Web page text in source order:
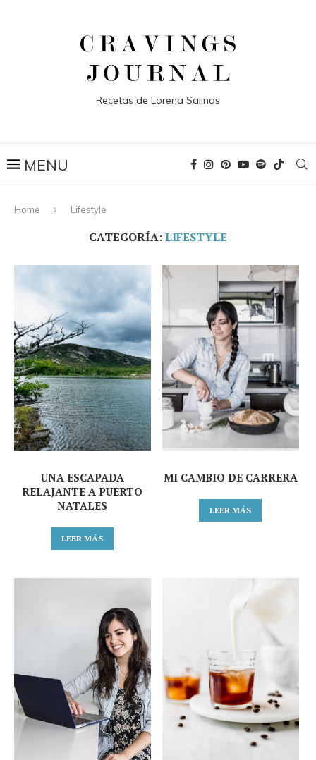
Recetas de Lorena Salinas
Home Lifestyle
CATEGORÍA:LIFESTYLE
UNA ESCAPADA
RELAJANTE A PUERTO
NATALES
LEER MÁS
MI CAMBIO DE CARRERA
LEER MÁS